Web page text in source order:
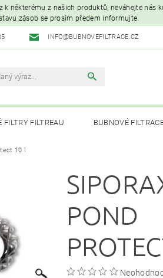
některému z našich produktů, neváhejte nás
zásob se prosím předem informujte.
INFO@BUBNOVEFILTRACE.CZ
FILTRY FILTREAU BUBNOVÉ
BAKTERIE, ÚPRAVA VODY, CHOVNÉ
10 l
POND